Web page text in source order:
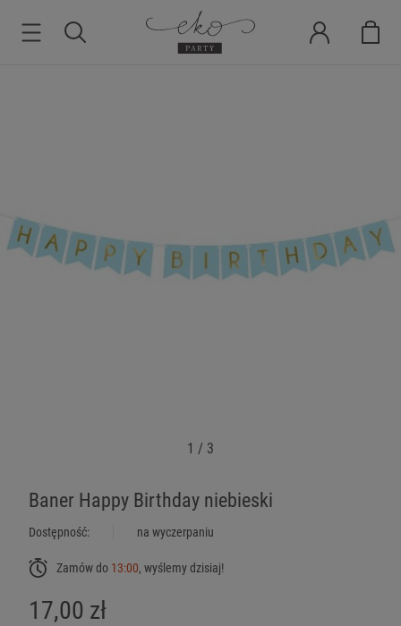
1 / 3
Baner Happy Birthday niebieski
Dostępność: na wyczerpaniu
Zamów do 13:00, wyślemy dzisiaj!
17,00 zł